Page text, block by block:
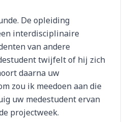
De opleiding
interdisciplinaire
van andere
twijfelt of hij zich
daarna uw
zou ik meedoen aan die
uw medestudent ervan
projectweek.